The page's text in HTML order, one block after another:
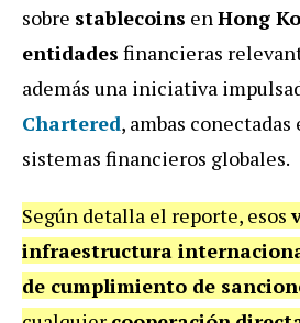
sobre stablecoins enHong
entidades financieras
además una iniciativa
Chartered, ambas
sistemas financieros globales.
Según detalla el reporte, esos
infraestructura
de cumplimiento de